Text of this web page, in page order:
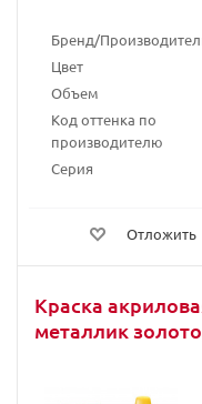
Бренд/
Цвет
Объем
Код оттенка по
производителю
Серия
Отложить
Краска
металлик